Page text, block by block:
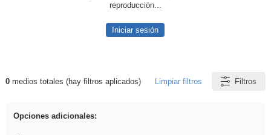
reproducción...
Iniciar sesión
Resultados de: iessanisidro
0medios totales (hay filtros aplicados) Limpiar filtros Filtros
Opciones adicionales: